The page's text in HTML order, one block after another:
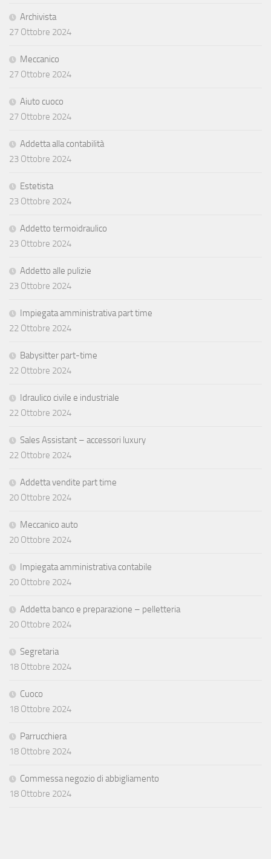
Archivista
27 Ottobre 2024
Meccanico
27 Ottobre 2024
Aiuto cuoco
27 Ottobre 2024
Addetta alla contabilità
23 Ottobre 2024
Estetista
23 Ottobre 2024
Addetto termoidraulico
23 Ottobre 2024
Addetto alle pulizie
23 Ottobre 2024
Impiegata amministrativa part time
22 Ottobre 2024
Babysitter part-time
22 Ottobre 2024
Idraulico civile e industriale
22 Ottobre 2024
Sales Assistant – accessori luxury
22 Ottobre 2024
Addetta vendite part time
20 Ottobre 2024
Meccanico auto
20 Ottobre 2024
Impiegata amministrativa contabile
20 Ottobre 2024
Addetta banco e preparazione – pelletteria
20 Ottobre 2024
Segretaria
18 Ottobre 2024
Cuoco
18 Ottobre 2024
Parrucchiera
18 Ottobre 2024
Commessa negozio di abbigliamento
18 Ottobre 2024